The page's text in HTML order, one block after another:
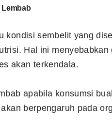
kondisi sembelit yang
Hal ini
akan terkendala.
apabila konsumsi
berpengaruh pada